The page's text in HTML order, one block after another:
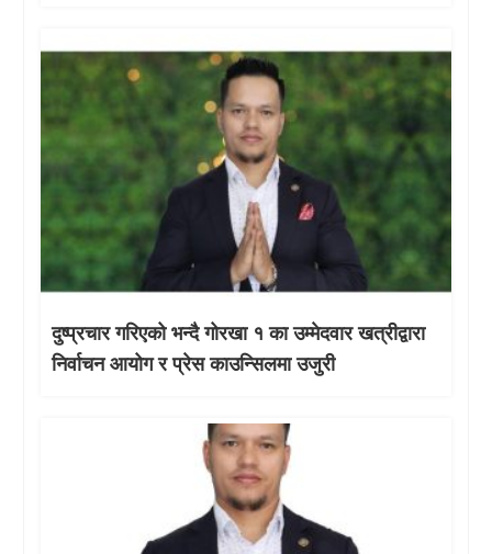
दुष्प्रचार गरिएको भन्दै गोरखा १ का उम्मेदवार खत्रीद्वारा
निर्वाचन आयोग र प्रेस काउन्सिलमा उजुरी